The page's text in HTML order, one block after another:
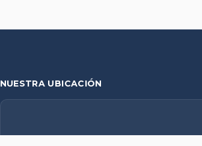
NUESTRA UBICACIÓN